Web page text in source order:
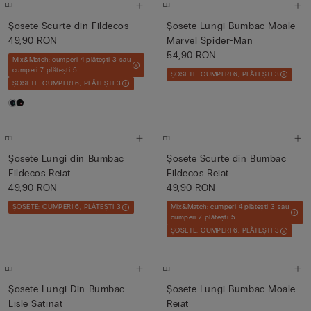
Șosete Scurte din Fildecos
49,90 RON
Mix&Match: cumperi 4 plătești 3 sau
cumperi 7 plătești 5
ȘOSETE: CUMPERI 6, PLĂTEȘTI 3
Șosete Lungi Bumbac Moale
Marvel Spider-Man
54,90 RON
ȘOSETE: CUMPERI 6, PLĂTEȘTI 3
Șosete Lungi din Bumbac
Fildecos Reiat
49,90 RON
ȘOSETE: CUMPERI 6, PLĂTEȘTI 3
Șosete Scurte din Bumbac
Fildecos Reiat
49,90 RON
Mix&Match: cumperi 4 plătești 3 sau
cumperi 7 plătești 5
ȘOSETE: CUMPERI 6, PLĂTEȘTI 3
Șosete Lungi Din Bumbac
Lisle Satinat
Șosete Lungi Bumbac Moale
Reiat